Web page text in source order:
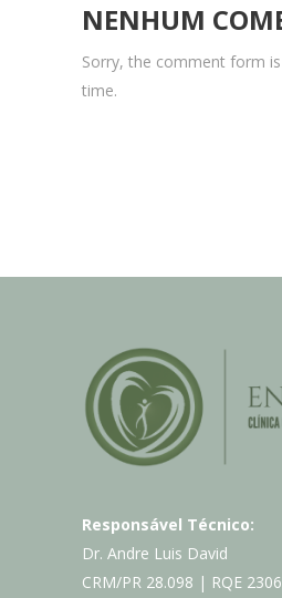
NENHUM
Sorry, the comment form
time.
Responsável Técnico:
Dr. Andre Luis David
CRM/PR 28.098 | RQE